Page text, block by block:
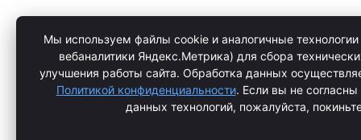
Мы используем файлы cookie и аналогичные
вебаналитики Яндекс.Метрика) для сбора
улучшения работы сайта. Обработка данных
Политикой конфиденциальности. Если вы не
данных технологий, пожалуйста,